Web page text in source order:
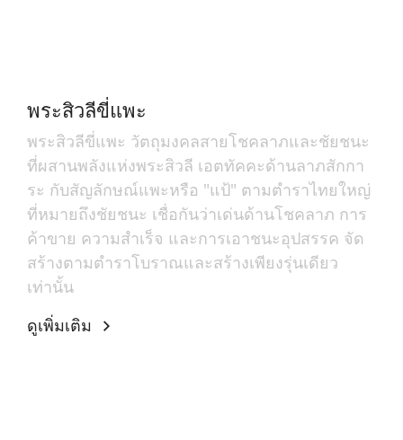
พระสิวลีขี่แพะ
พระสิวลีขี่แพะ วัตถุมงคลสายโชคลาภและชัยชนะ
ที่ผสานพลังแห่งพระสิวลี เอตทัคคะด้านลาภสักกา
ระ กับสัญลักษณ์แพะหรือ "แป้" ตามตำราไทยใหญ่
ที่หมายถึงชัยชนะ เชื่อกันว่าเด่นด้านโชคลาภ การ
ค้าขาย ความสำเร็จ และการเอาชนะอุปสรรค จัด
สร้างตามตำราโบราณและสร้างเพียงรุ่นเดียว
เท่านั้น
ดูเพิ่มเติม